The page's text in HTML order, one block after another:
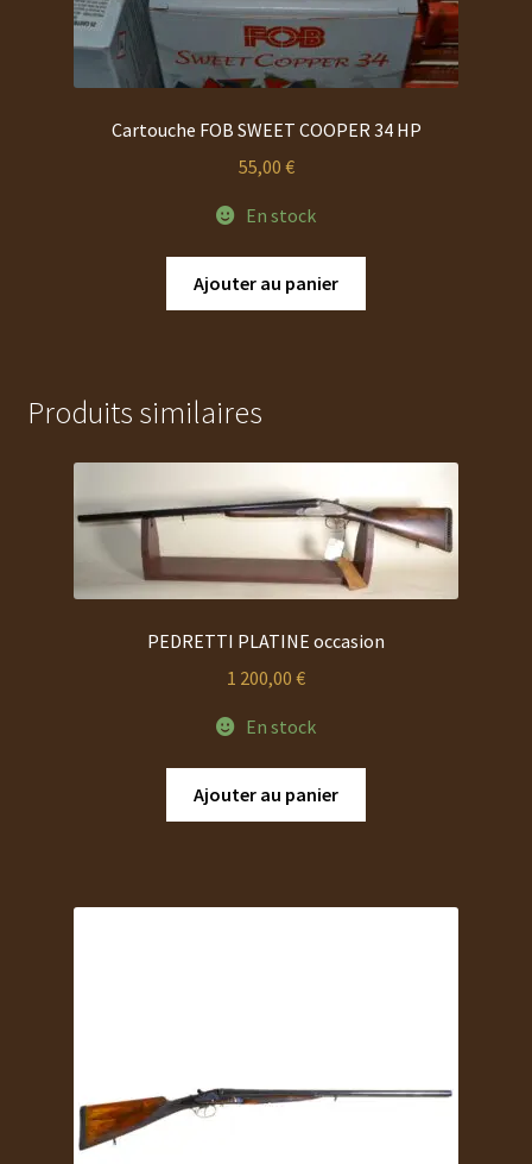
Cartouche FOB SWEET COOPER 34 HP
55,00 €
En stock
Ajouter au panier
Produits similaires
PEDRETTI PLATINE occasion
1 200,00 €
En stock
Ajouter au panier